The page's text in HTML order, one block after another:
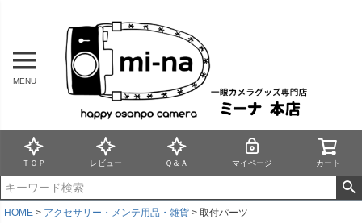
MENU
ＴＯＰ レビュー Ｑ＆Ａ マイページ カート
HOME アクセサリー・メンテ用品・雑貨 取付パーツ